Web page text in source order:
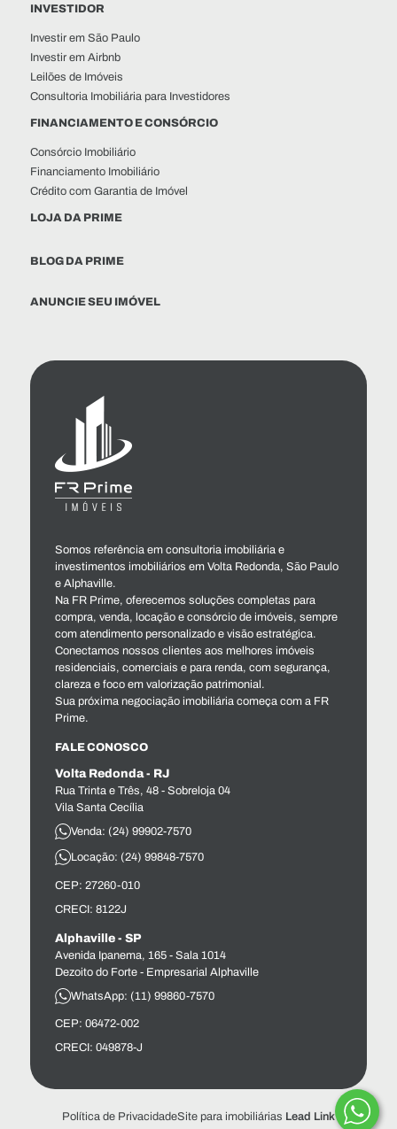
INVESTIDOR
Investir em São Paulo
Investir em Airbnb
Leilões de Imóveis
Consultoria Imobiliária para Investidores
FINANCIAMENTO E CONSÓRCIO
Consórcio Imobiliário
Financiamento Imobiliário
Crédito com Garantia de Imóvel
LOJA DA PRIME
BLOG DA PRIME
ANUNCIE SEU IMÓVEL
Somos referência em consultoria imobiliária e
investimentos imobiliários em Volta Redonda, São Paulo
e Alphaville.
Na FR Prime, oferecemos soluções completas para
compra, venda, locação e consórcio de imóveis, sempre
com atendimento personalizado e visão estratégica.
Conectamos nossos clientes aos melhores imóveis
residenciais, comerciais e para renda, com segurança,
clareza e foco em valorização patrimonial.
Sua próxima negociação imobiliária começa com a FR
Prime.
FALE CONOSCO
Volta Redonda - RJ
Rua Trinta e Três, 48 - Sobreloja 04
Vila Santa Cecília
Venda: (24) 99902-7570
Locação: (24) 99848-7570
CEP: 27260-010
CRECI: 8122J
Alphaville - SP
Avenida Ipanema, 165 - Sala 1014
Dezoito do Forte - Empresarial Alphaville
WhatsApp: (11) 99860-7570
CEP: 06472-002
CRECI: 049878-J
Política de PrivacidadeSite para imobiliárias Lead Link